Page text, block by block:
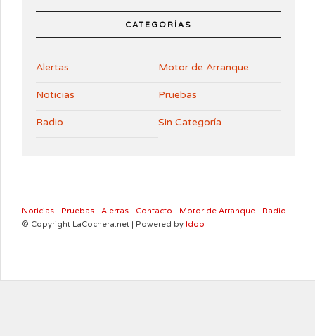
CATEGORÍAS
Alertas Motor de Arranque
Noticias Pruebas
Radio Sin Categoría
Noticias Pruebas Alertas Contacto Motor de Arranque
Radio
© Copyright LaCochera.net | Powered by Idoo